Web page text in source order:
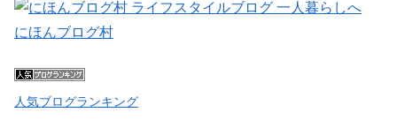
にほんブログ村
人気ブログランキング